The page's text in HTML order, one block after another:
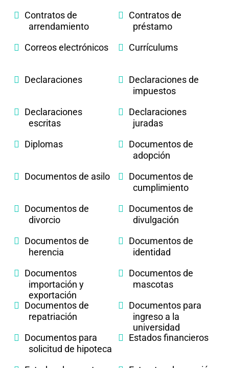
Contratos de
arrendamiento
Contratos de
préstamo
Correos electrónicos
Currículums
Declaraciones
Declaraciones de
impuestos
Declaraciones
escritas
Declaraciones
juradas
Diplomas
Documentos de
adopción
Documentos de asilo
Documentos de
cumplimiento
Documentos de
divorcio
Documentos de
divulgación
Documentos de
herencia
Documentos de
identidad
Documentos
importación y
exportación
Documentos de
mascotas
Documentos de
repatriación
Documentos para
ingreso a la
universidad
Documentos para
solicitud de hipoteca
Estados financieros